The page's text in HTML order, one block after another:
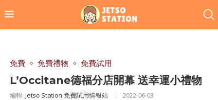
免費 免費禮物 免費試用
L’Occitane德福分店開幕 送幸運小禮物
編輯: Jetso Station 免費試用情報站 2022-06-03